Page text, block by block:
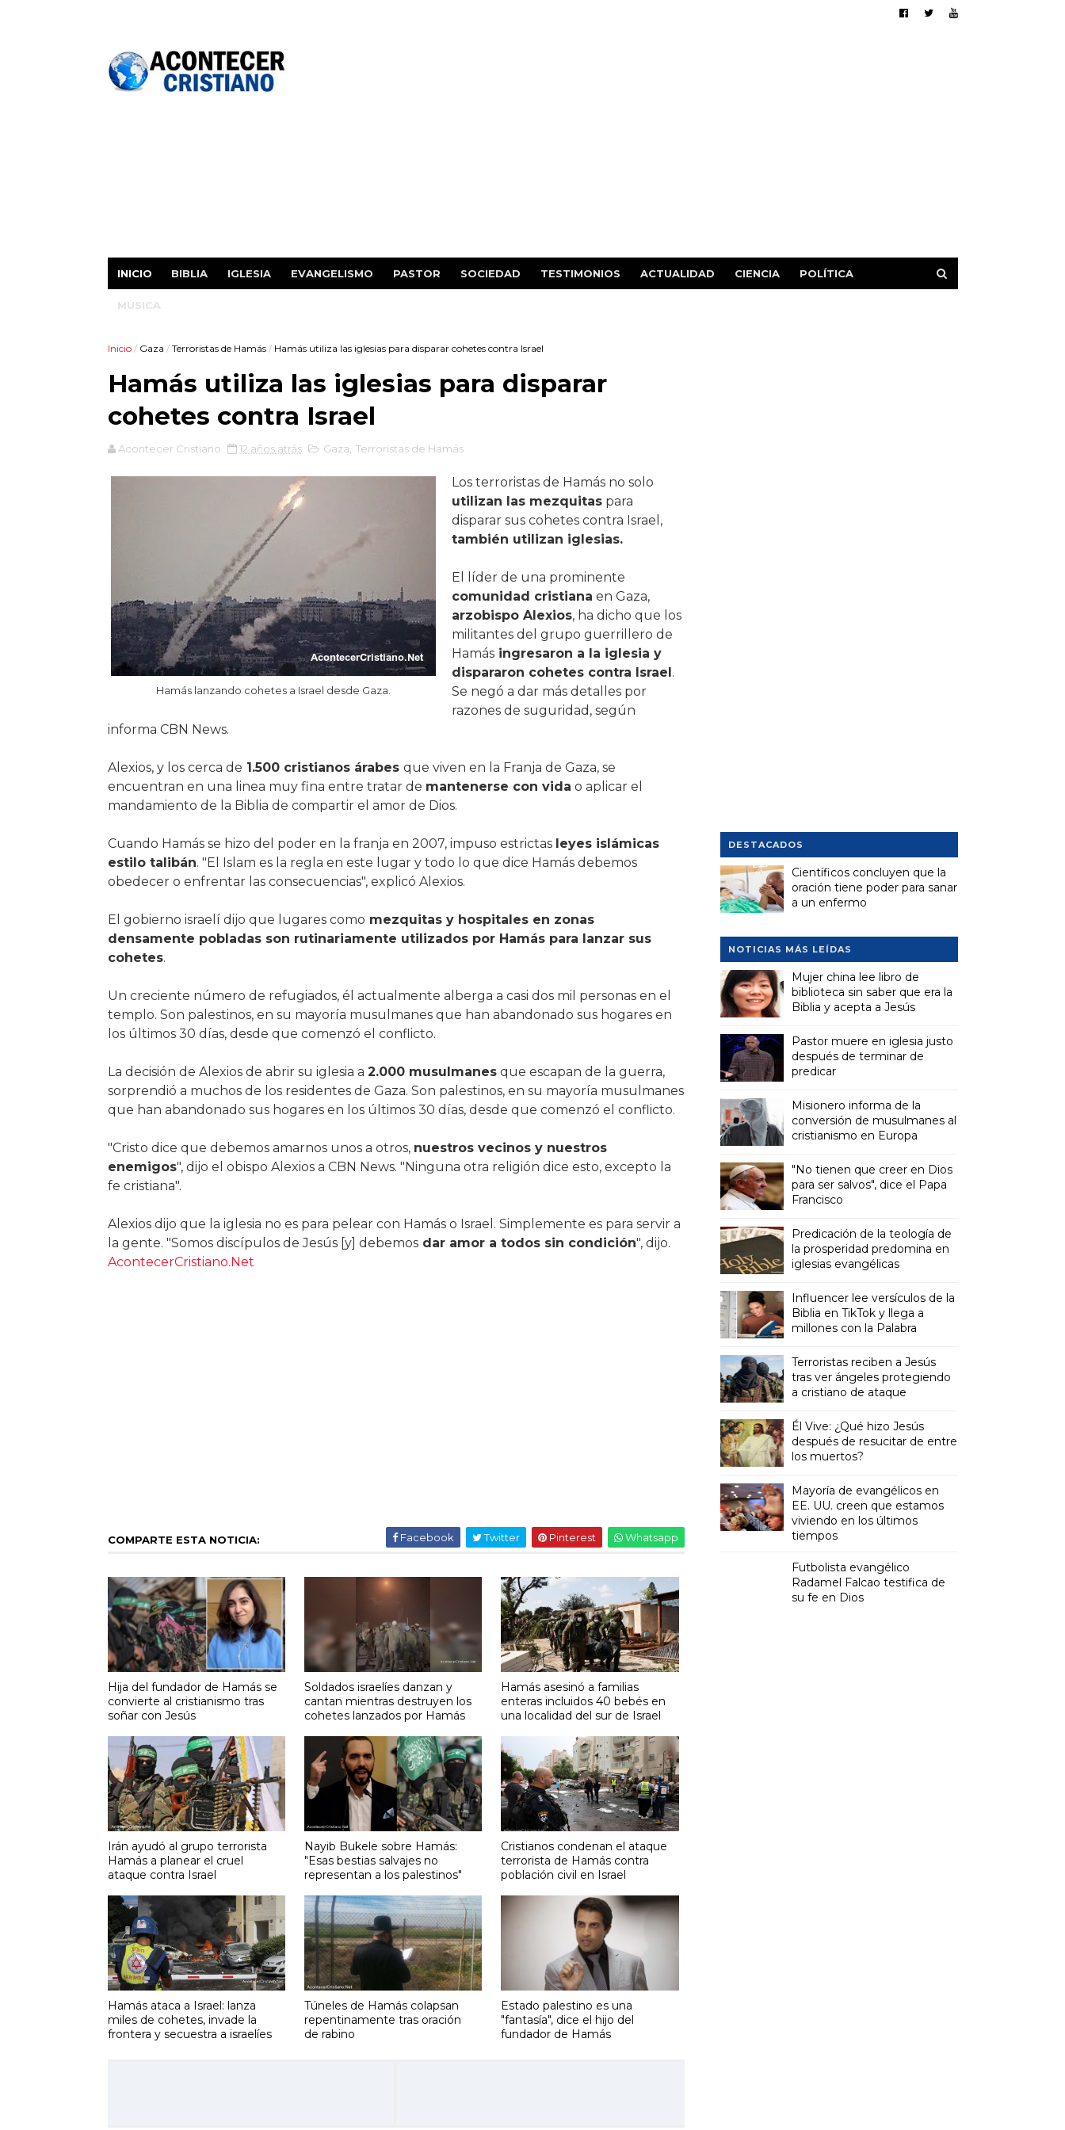
INICIO BIBLIA IGLESIA EVANGELISMO PASTOR SOCIEDAD TESTIMONIOS ACTUALIDAD CIENCIA POLÍTICA
MÚSICA
Inicio / Gaza / Terroristas de Hamás / Hamás utiliza las iglesias para disparar cohetes contra Israel
Hamás utiliza las iglesias para disparar
cohetes contra Israel
Acontecer Cristiano 12 años atrás Gaza Terroristas de Hamás
Hamás lanzando cohetes a Israel desde Gaza.
Los terroristas de Hamás no solo
utilizan las mezquitaspara
disparar sus cohetes contra Israel,
también utilizan iglesias.
El líder de una prominente
comunidad cristiana en Gaza,
arzobispo Alexios, ha dicho que los
militantes del grupo guerrillero de
Hamásingresaron a la iglesia y
dispararon cohetes contra Israel.
Se negó a dar más detalles por
razones de suguridad, según
informa CBN News.
Alexios, y los cerca de 1.500 cristianos árabes que viven en la Franja de Gaza, se
encuentran en una linea muy fina entre tratar de mantenerse con vida o aplicar el
mandamiento de la Biblia de compartir el amor de Dios.
Cuando Hamás se hizo del poder en la franja en 2007, impuso estrictas leyes islámicas
estilo talibán. "El Islam es la regla en este lugar y todo lo que dice Hamás debemos
obedecer o enfrentar las consecuencias", explicó Alexios.
El gobierno israelí dijo que lugares como mezquitas y hospitales en zonas
densamente pobladas son rutinariamente utilizados por Hamás para lanzar sus
cohetes.
Un creciente número de refugiados, él actualmente alberga a casi dos mil personas en el
templo. Son palestinos, en su mayoría musulmanes que han abandonado sus hogares en
los últimos 30 días, desde que comenzó el conflicto.
La decisión de Alexios de abrir su iglesia a 2.000 musulmanesque escapan de la guerra,
sorprendió a muchos de los residentes de Gaza. Son palestinos, en su mayoría musulmanes
que han abandonado sus hogares en los últimos 30 días, desde que comenzó el conflicto.
"Cristo dice que debemos amarnos unos a otros, nuestros vecinos y nuestros
enemigos", dijo el obispo Alexios a CBN News. "Ninguna otra religión dice esto, excepto la
fe cristiana".
Alexios dijo que la iglesia no es para pelear con Hamás o Israel. Simplemente es para servir a
la gente. "Somos discípulos de Jesús [y] debemosdar amor a todos sin condición", dijo.
AcontecerCristiano.Net
COMPARTE ESTA NOTICIA: Facebook Twitter Pinterest Whatsapp
Hija del fundador de Hamás se
convierte al cristianismo tras
soñar con Jesús
Soldados israelíes danzan y
cantan mientras destruyen los
cohetes lanzados por Hamás
Hamás asesinó a familias
enteras incluidos 40 bebés en
una localidad del sur de Israel
Irán ayudó al grupo terrorista
Hamás a planear el cruel
ataque contra Israel
Nayib Bukele sobre Hamás:
"Esas bestias salvajes no
representan a los palestinos"
Cristianos condenan el ataque
terrorista de Hamás contra
población civil en Israel
Hamás ataca a Israel: lanza
miles de cohetes, invade la
frontera y secuestra a israelíes
Túneles de Hamás colapsan
repentinamente tras oración
de rabino
Estado palestino es una
"fantasía", dice el hijo del
fundador de Hamás
DESTACADOS
Científicos concluyen que la
oración tiene poder para sanar
a un enfermo
NOTICIAS MÁS LEÍDAS
Mujer china lee libro de
biblioteca sin saber que era la
Biblia y acepta a Jesús
Pastor muere en iglesia justo
después de terminar de
predicar
Misionero informa de la
conversión de musulmanes al
cristianismo en Europa
"No tienen que creer en Dios
para ser salvos", dice el Papa
Francisco
Predicación de la teología de
la prosperidad predomina en
iglesias evangélicas
Influencer lee versículos de la
Biblia en TikTok y llega a
millones con la Palabra
Terroristas reciben a Jesús
tras ver ángeles protegiendo
a cristiano de ataque
Él Vive: ¿Qué hizo Jesús
después de resucitar de entre
los muertos?
Mayoría de evangélicos en
EE. UU. creen que estamos
viviendo en los últimos
tiempos
Futbolista evangélico
Radamel Falcao testifica de
su fe en Dios